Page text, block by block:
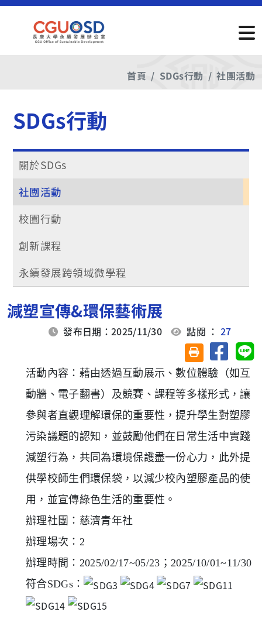
首頁 SDGs行動 社團活動
SDGs行動
關於SDGs
社團活動
校園行動
創新課程
永續發展跨領域微學程
減塑宣傳&環保藝術展
發布日期：2025/11/30 點閱 ：27
友善列印(另開視
分享至
活動內容：藉由透過互動展示、數位體驗（如互
動牆、電子翻書）及競賽、課程等多樣形式，讓
參與者直觀理解環保的重要性，提升學生對塑膠
污染議題的認知，並鼓勵他們在日常生活中實踐
減塑行為，共同為環境保護盡一份心力，此外提
供學校師生們環保袋，以減少校內塑膠產品的使
用，並宣傳綠色生活的重要性。
辦理社團：慈濟青年社
辦理場次：2
辦理時間：2025/02/17~05/23；2025/10/01~11/30
符合SDGs：